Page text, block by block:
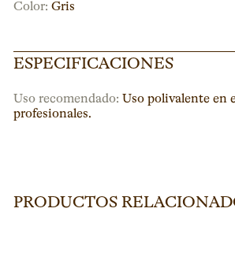
Color: Gris
ESPECIFICACIONES
Uso recomendado: Uso polivalente en
profesionales.
PRODUCTOS